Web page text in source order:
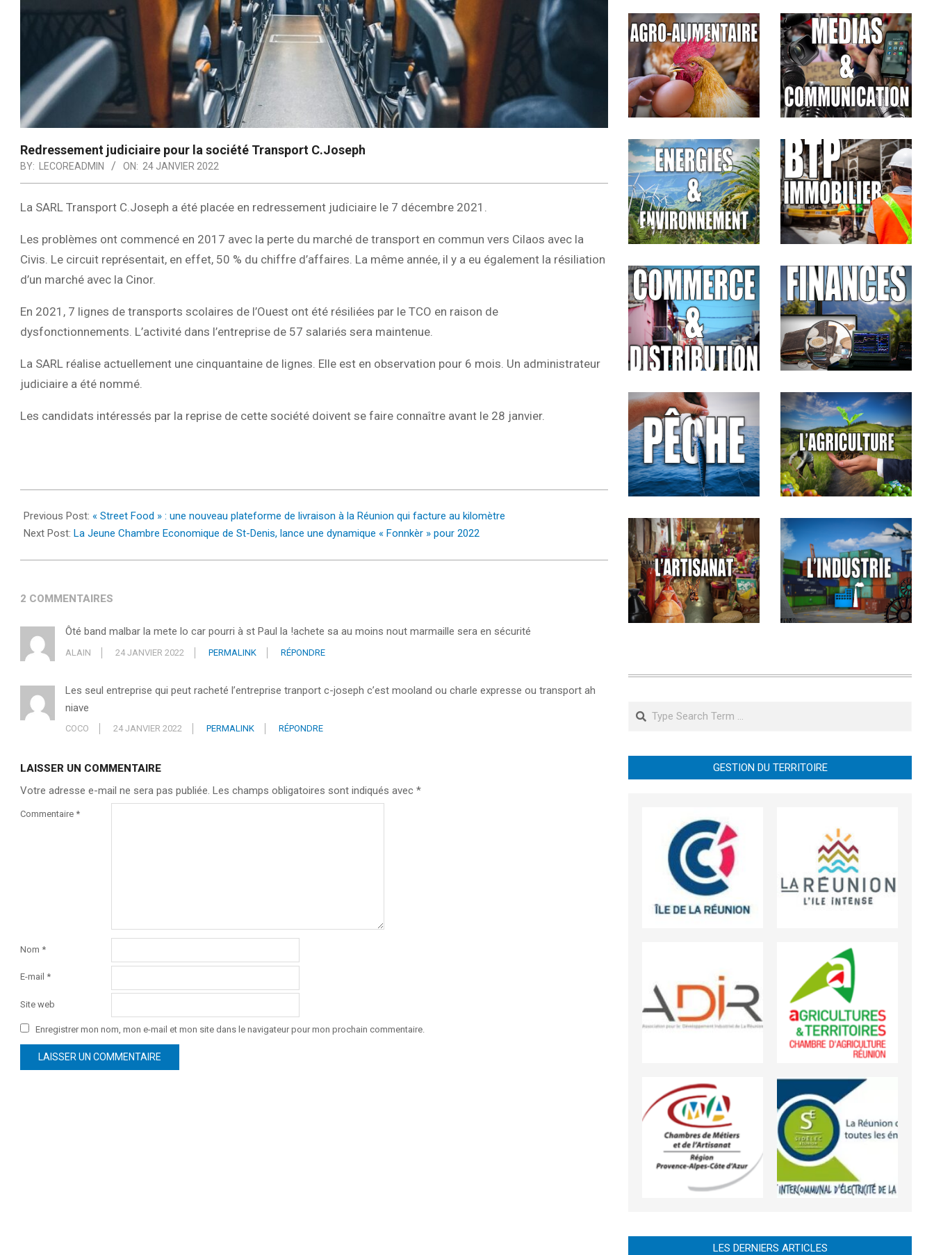
Redressement judiciaire pour la société Transport C.Joseph
BY: LECOREADMIN ON: 24 JANVIER 2022
La SARL Transport C.Joseph a été placée en redressement judiciaire le 7 décembre 2021.
Les problèmes ont commencé en 2017 avec la perte du marché de transport en commun vers Cilaos avec la
Civis. Le circuit représentait, en effet, 50 % du chiffre d’affaires. La même année, il y a eu également la résiliation
d’un marché avec la Cinor.
En 2021, 7 lignes de transports scolaires de l’Ouest ont été résiliées par le TCO en raison de
dysfonctionnements. L’activité dans l’entreprise de 57 salariés sera maintenue.
La SARL réalise actuellement une cinquantaine de lignes. Elle est en observation pour 6 mois. Un administrateur
judiciaire a été nommé.
Les candidats intéressés par la reprise de cette société doivent se faire connaître avant le 28 janvier.
01-
24
Previous Post: « Street Food » : une nouveau plateforme de livraison à la Réunion qui facture au kilomètre
Next Post: La Jeune Chambre Economique de St-Denis, lance une dynamique « Fonnkèr » pour 2022
2 COMMENTAIRES
Ôté band malbar la mete lo car pourri à st Paul la !achete sa au moins nout marmaille sera en sécurité
ALAIN 24 JANVIER 2022 PERMALINK RÉPONDRE
Les seul entreprise qui peut racheté l’entreprise tranport c-joseph c’est mooland ou charle expresse ou transport ah
niave
COCO 24 JANVIER 2022 PERMALINK RÉPONDRE
LAISSER UN COMMENTAIRE
Votre adresse e-mail ne sera pas publiée. Les champs obligatoires sont indiqués avec *
Commentaire *
Nom *
E-mail *
Site web
Enregistrer mon nom, mon e-mail et mon site dans le navigateur pour mon prochain commentaire.
Search
GESTION DU TERRITOIRE
LES DERNIERS ARTICLES